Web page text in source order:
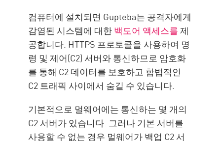
컴퓨터에 설치되면 Gupteba는 공격자에게
감염된 시스템에 대한백도어 액세스를제
공합니다. HTTPS 프로토콜을 사용하여 명
령 및 제어(C2) 서버와 통신하므로 암호화
를 통해 C2 데이터를 보호하고 합법적인
C2 트래픽 사이에서 숨길 수 있습니다.
기본적으로 멀웨어에는 통신하는 몇 개의
C2 서버가 있습니다. 그러나 기본 서버를
사용할 수 없는 경우 멀웨어가 백업 C2 서